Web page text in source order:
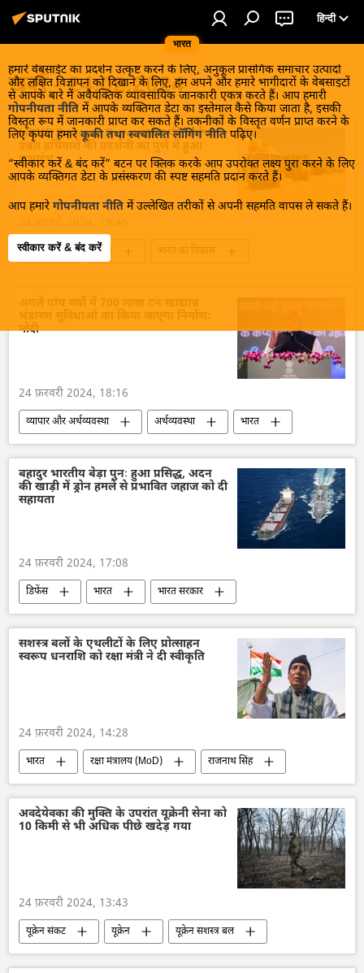
भारत
हिन्दी
हमारे वेबसाईट का प्रदर्शन उत्कृष्ट करने के लिए, अनुकूल प्रासंगिक समाचार उत्पादों
और लक्षित विज्ञापन को दिखाने के लिए, हम अपने और हमारे भागीदारों के वेबसाइटों
से आपके बारे में अवैयक्तिक व्यावसायिक जानकारी एकत्र करते हैं। आप हमारी
गोपनीयता नीति में आपके व्यक्तिगत डेटा का इस्तेमाल कैसे किया जाता है, इसकी
विस्तृत रूप में जानकारी प्राप्त कर सकते हैं। तकनीकों के विस्तृत वर्णन प्राप्त करने के
लिए कृपया हमारे कूकी तथा स्वचालित लॉगिंग नीति पढ़िए।
“स्वीकार करें & बंद करें” बटन पर क्लिक करके आप उपरोक्त लक्ष्य पुरा करने के लिए
आपके व्यक्तिगत डेटा के प्रसंस्करण की स्पष्ट सहमति प्रदान करते हैं।
आप हमारे गोपनीयता नीति में उल्लेखित तरीकों से अपनी सहमति वापस ले सकते हैं।
स्वीकार करें & बंद करें
खबरें - 24.02.2024
MSME Defence Expo: भारत की सर्वोच्च
उन्नत हथियारों की प्रदर्शनी का पुणे में हुआ
शुभारंभ
डिफेंस भारत
भारत का विकास
मोदी
24 फ़रवरी 2024, 18:16
व्यापार और अर्थव्यवस्था अर्थव्यवस्था
भारत
भारत का विकास
भारत सरकार
नरेन्द्र मोदी
भारतीय किसान
कृषि दिल्ली
बहादुर भारतीय बेड़ा पुनः हुआ प्रसिद्ध, अदन
की खाड़ी में ड्रोन हमले से प्रभावित जहाज को दी
सहायता
24 फ़रवरी 2024, 17:08
डिफेंस भारत
भारत सरकार
भारतीय सेना
भारतीय नौसेना
अदन की खाड़ी
अर्थव्यवस्था
ड्रोन हमला
सशस्त्र बलों के एथलीटों के लिए प्रोत्साहन
स्वरूप धनराशि को रक्षा मंत्री ने दी स्वीकृति
24 फ़रवरी 2024, 14:28
भारत रक्षा मंत्रालय (MoD)
राजनाथ सिंह
एशियाई खेल
खेल
खेल
नरेन्द्र मोदी
भारत सरकार भारत का विकास
अवदेयेवका की मुक्ति के उपरांत यूक्रेनी सेना को
10 किमी से भी अधिक पीछे खदेड़ गया
24 फ़रवरी 2024, 13:43
यूक्रेन संकट यूक्रेन
यूक्रेन सशस्त्र बल
कीव
रूस
रूसी सेना